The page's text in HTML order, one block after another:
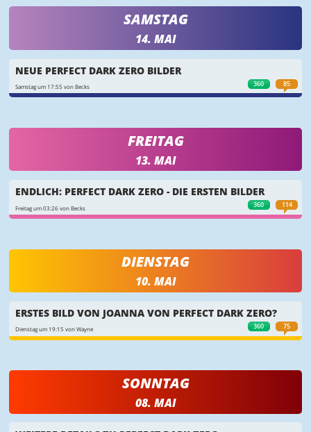
SAMSTAG
14. MAI
360 85
NEUE PERFECT DARK ZERO BILDER
Samstag um 17:55 von Becks
FREITAG
13. MAI
360 114
ENDLICH: PERFECT DARK ZERO - DIE ERSTEN BILDER
Freitag um 03:26 von Becks
DIENSTAG
10. MAI
360 75
ERSTES BILD VON JOANNA VON PERFECT DARK ZERO?
Dienstag um 19:15 von Wayne
SONNTAG
08. MAI